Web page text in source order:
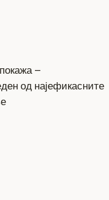
–
од најефикасните